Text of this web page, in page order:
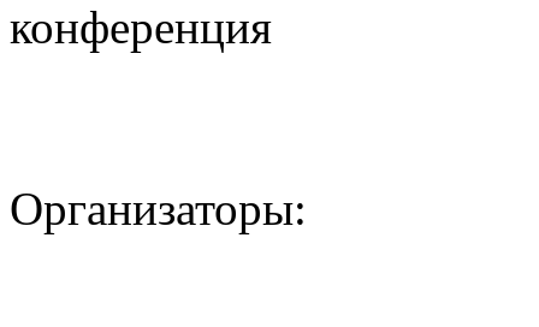
конференция
Организаторы: